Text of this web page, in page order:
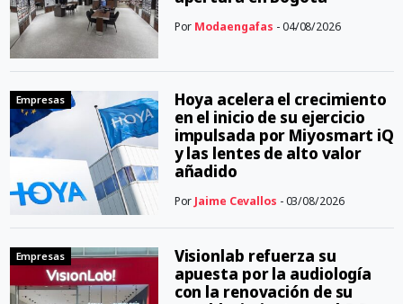
Por Modaengafas - 04/08/2026
Empresas
Hoya acelera el crecimiento
en el inicio de su ejercicio
impulsada por Miyosmart iQ
y las lentes de alto valor
añadido
Por Jaime Cevallos - 03/08/2026
Empresas
Visionlab refuerza su
apuesta por la audiología
con la renovación de su